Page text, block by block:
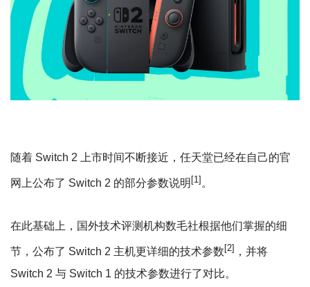
随着 Switch 2 上市时间不断接近，任天堂已经在自己的官
网上公布了 Switch 2 的部分参数说明 [1] 。
在此基础上，国外技术评测机构数毛社根据他们掌握的细
节，公布了 Switch 2 主机更详细的技术参数 [2] ，并将
Switch 2 与 Switch 1 的技术参数进行了对比。